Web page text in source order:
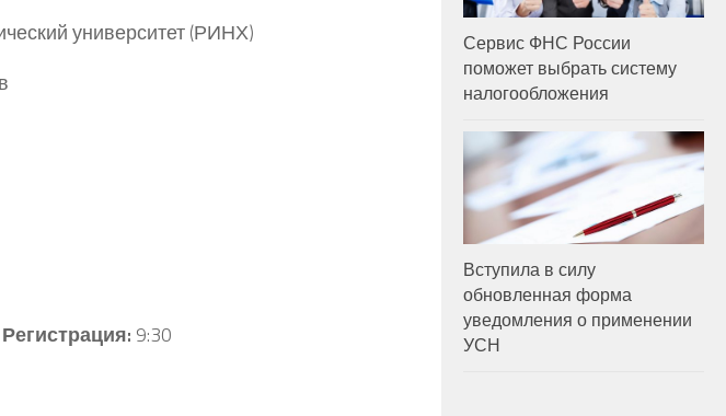
университет (РИНХ)
Регистрация: 9:30
Сервис ФНС России
поможет выбрать систему
налогообложения
Вступила в силу
обновленная форма
уведомления о применении
УСН